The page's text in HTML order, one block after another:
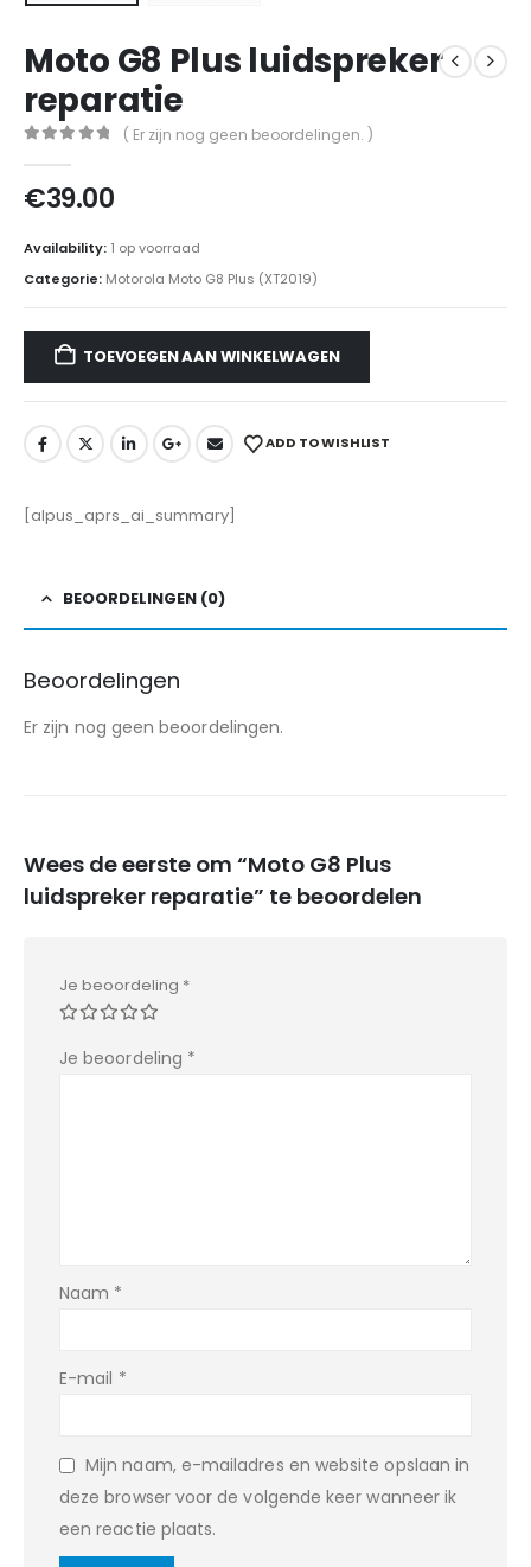
Moto G8 Plus luidspreker
reparatie
( Er zijn nog geen beoordelingen. )
€39.00
Availability: 1 op voorraad
Categorie: Motorola Moto G8 Plus (XT2019)
TOEVOEGEN AAN WINKELWAGEN
ADD TO WISHLIST
[alpus_aprs_ai_summary]
BEOORDELINGEN (0)
Beoordelingen
Er zijn nog geen beoordelingen.
Wees de eerste om “Moto G8 Plus
luidspreker reparatie” te beoordelen
Je beoordeling *
Je beoordeling *
Naam *
E-mail *
Mijn naam, e-mailadres en website opslaan in
deze browser voor de volgende keer wanneer ik
een reactie plaats.